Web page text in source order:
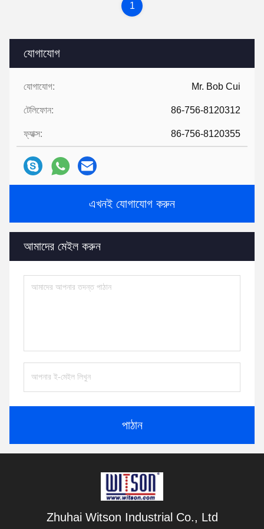
যোগাযোগ
যোগাযোগ: Mr. Bob Cui
টেলিফোন: 86-756-8120312
ফ্যাক্স: 86-756-8120355
এখনই যোগাযোগ করুন
আমাদের মেইল ​​করুন
পাঠান
1
Zhuhai Witson Industrial Co., Ltd